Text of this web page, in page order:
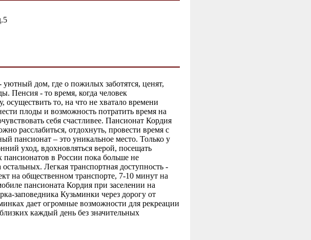
дом, где о пожилых заботятся, ценят,
Пенсия - то время, когда человек
осуществить то, на что не хватало времени
плоды и возможность потратить время на
себя счастливее. Пансионат Кордия
расслабиться, отдохнуть, провести время с
пансионат – это уникальное место. Только у
уход, вдохновляться верой, посещать
в России пока больше не
Легкая транспортная доступность -
на общественном транспорте, 7-10 минут на
пансионата Кордия при заселении на
заповедника Кузьминки через дорогу от
дает огромные возможности для рекреации
каждый день без значительных